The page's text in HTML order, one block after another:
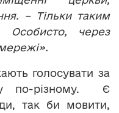
– Тільки таким
Особисто, через
голосувати за
по-різному. Є
так би мовити,